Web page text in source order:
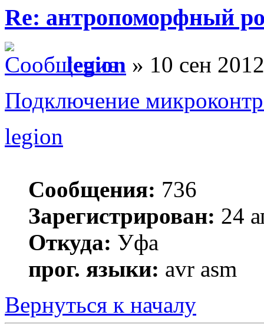
Re: антропоморфный
legion » 10 сен
Подключение
legion
Сообщения: 736
Зарегистрирован: 24
Откуда: Уфа
прог. языки: avr asm
Вернуться к началу